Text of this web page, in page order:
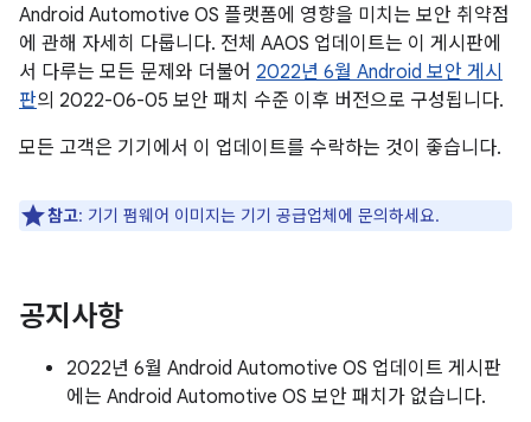
Android Automotive OS 플랫폼에 영향을 미치는 보안 취약점
에 관해 자세히 다룹니다. 전체 AAOS 업데이트는 이 게시판에
서 다루는 모든 문제와 더불어 2022년 6월 Android 보안 게시
판의 2022-06-05 보안 패치 수준 이후 버전으로 구성됩니다.
모든 고객은 기기에서 이 업데이트를 수락하는 것이 좋습니다.
참고: 기기 펌웨어 이미지는 기기 공급업체에 문의하세요.
공지사항
2022년 6월 Android Automotive OS 업데이트 게시판
에는 Android Automotive OS 보안 패치가 없습니다.